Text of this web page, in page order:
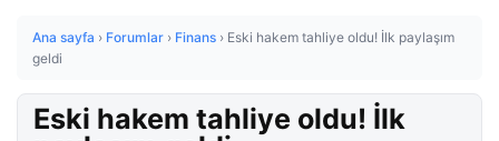
Ana sayfa › Forumlar › Finans › Eski hakem tahliye oldu! İlk paylaşım
geldi
Eski hakem tahliye oldu! İlk